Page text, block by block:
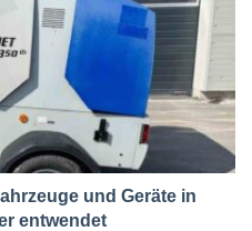
und Geräte in
entwendet